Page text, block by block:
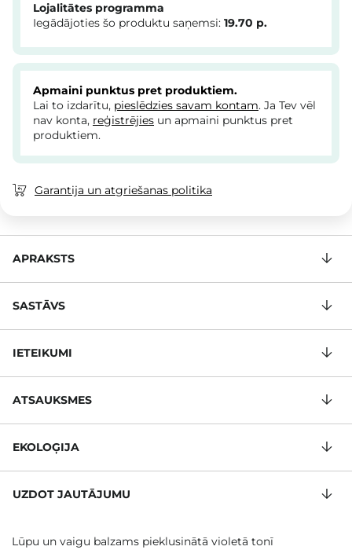
Lojalitātes programma
Iegādājoties šo produktu saņemsi: 19.70 p.
Apmaini punktus pret produktiem.
Lai to izdarītu, pieslēdzies savam kontam. Ja Tev vēl
nav konta, reģistrējies un apmaini punktus pret
produktiem.
Garantija un atgriešanas politika
APRAKSTS
SASTĀVS
IETEIKUMI
ATSAUKSMES
EKOLOĢIJA
UZDOT JAUTĀJUMU
Lūpu un vaigu balzams pieklusinātā violetā tonī